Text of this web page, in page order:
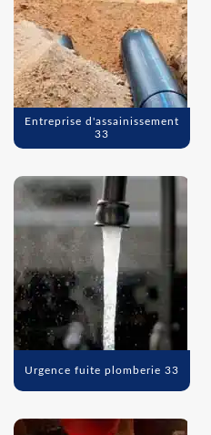
Entreprise d'assainissement
33
Urgence fuite plomberie 33